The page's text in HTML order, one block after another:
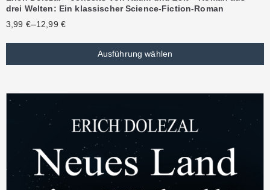
drei Welten: Ein klassischer Science-Fiction-Roman
3,99 €–12,99 €
Ausführung wählen